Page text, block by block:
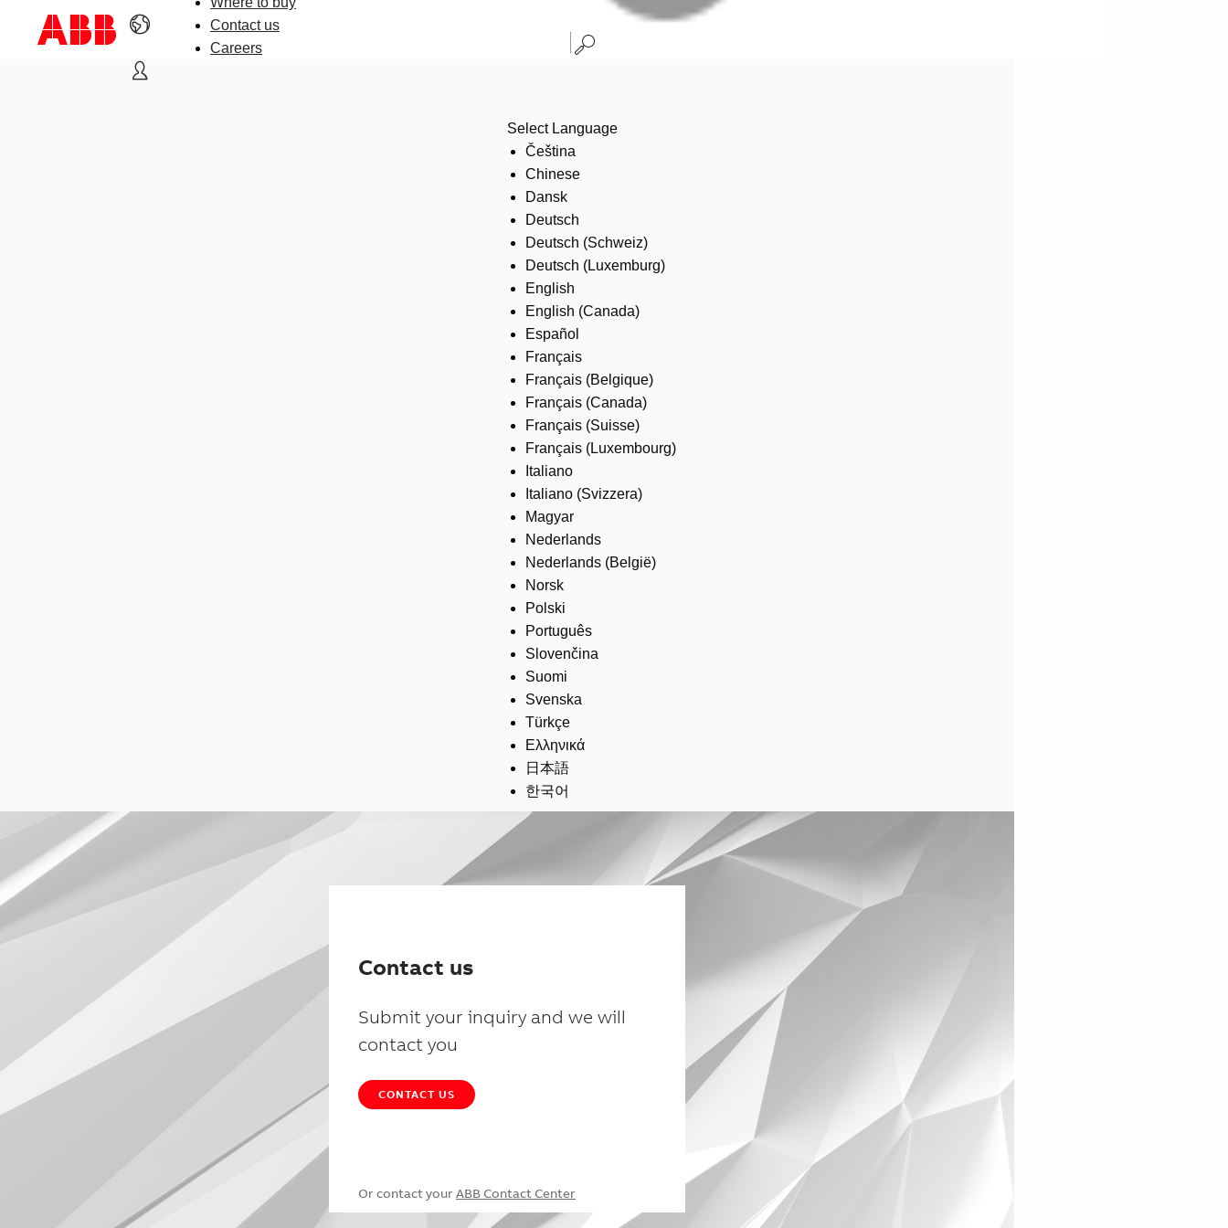
Contact us
Careers
Select Language
Čeština
Chinese
Dansk
Deutsch
Deutsch (Schweiz)
Deutsch (Luxemburg)
English
English (Canada)
Español
Français
Français (Belgique)
Français (Canada)
Français (Suisse)
Français (Luxembourg)
Italiano
Italiano (Svizzera)
Magyar
Nederlands
Nederlands (België)
Norsk
Polski
Português
Slovenčina
Suomi
Svenska
Türkçe
Ελληνικά
日本語
한국어
Contact us
Submit your inquiry and we will
contact you
CONTACT US
Or contact your ABB Contact Center